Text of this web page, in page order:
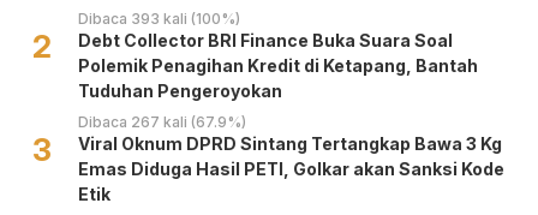
Dibaca 393 kali (100%)
2
Debt Collector BRI Finance Buka Suara Soal
Polemik Penagihan Kredit di Ketapang, Bantah
Tuduhan Pengeroyokan
Dibaca 267 kali (67.9%)
3
Viral Oknum DPRD Sintang Tertangkap Bawa 3 Kg
Emas Diduga Hasil PETI, Golkar akan Sanksi Kode
Etik